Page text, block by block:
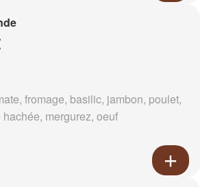
fromage, basilic, jambon, poulet,
mergurez, oeuf